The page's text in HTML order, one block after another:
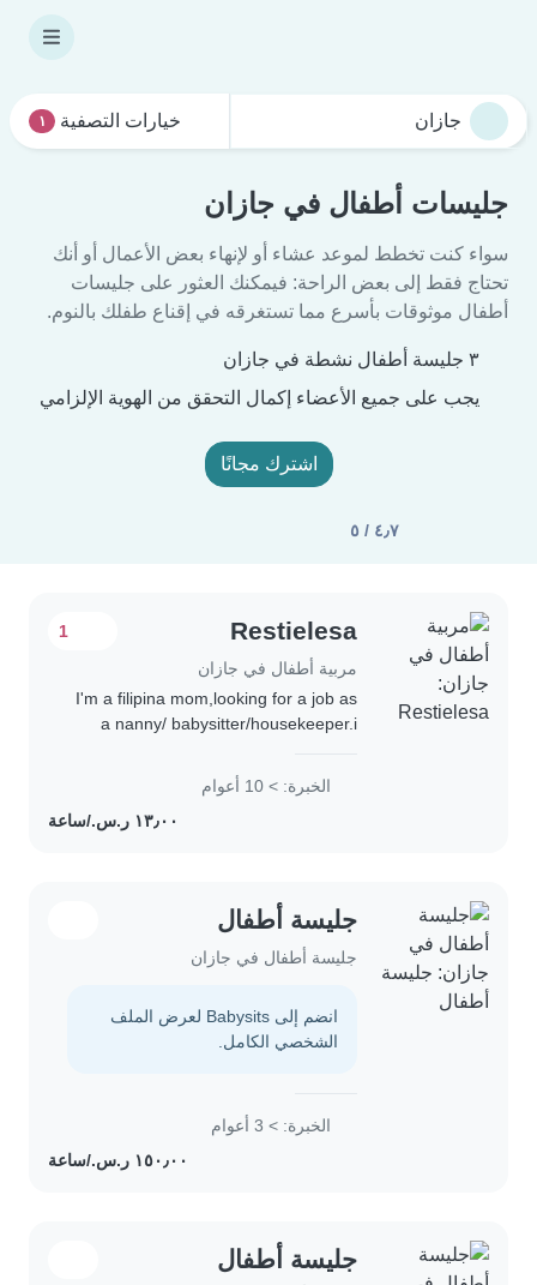
خيارات التصفية ١
جليسات أطفال في جازان
سواء كنت تخطط لموعد عشاء أو لإنهاء بعض الأعمال أو أنك
تحتاج فقط إلى بعض الراحة: فيمكنك العثور على جليسات
أطفال موثوقات بأسرع مما تستغرقه في إقناع طفلك بالنوم.
٣ جليسة أطفال نشطة في جازان
يجب على جميع الأعضاء إكمال التحقق من الهوية الإلزامي
اشترك مجانًا
٤٫٧ / ٥
Restielesa
مربية أطفال في جازان
1
I'm a filipina mom,looking for a job as
a nanny/ babysitter/housekeeper.i
job.a full time job which i consider as
my source of living to raise..
الخبرة: > 10 أعوام
جليسة أطفال
جليسة أطفال في جازان
انضم إلى Babysits لعرض الملف
الشخصي الكامل.
الخبرة: > 3 أعوام
جليسة أطفال